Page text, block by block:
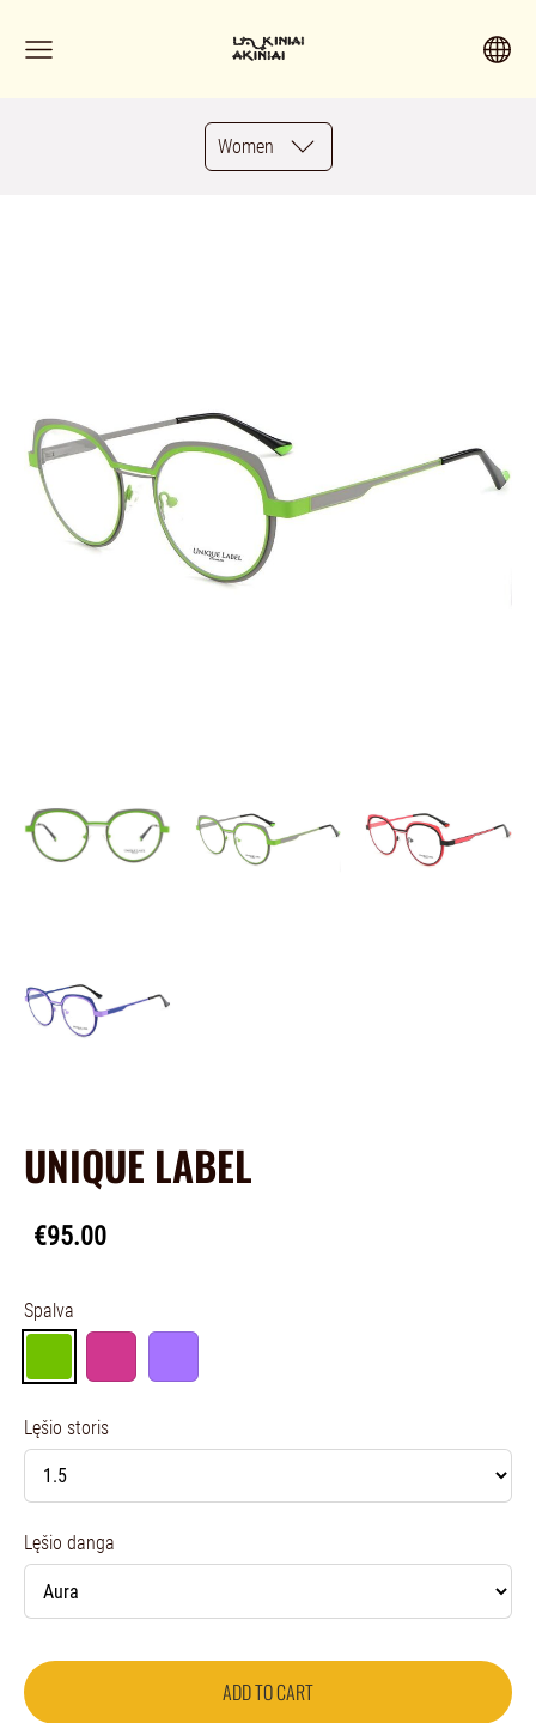
Women
UNIQUE LABEL
€95.00
Spalva
Lęšio storis
Lęšio danga
ADD TO CART